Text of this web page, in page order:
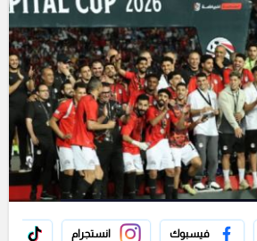
فيسبوك انستجرام